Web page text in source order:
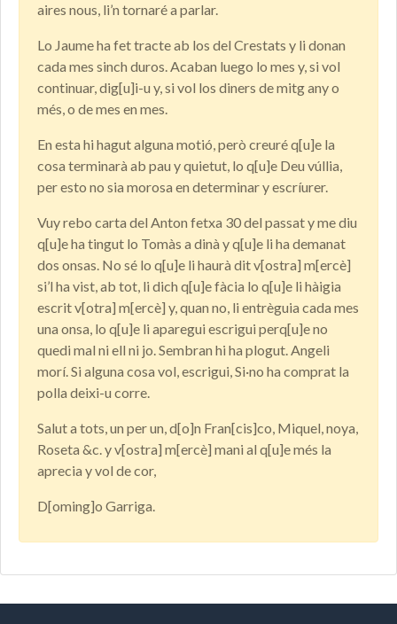
aires nous, li’n tornaré a parlar.
Lo Jaume ha fet tracte ab los del Crestats y li donan
cada mes sinch duros. Acaban luego lo mes y, si vol
continuar, dig[u]i-u y, si vol los diners de mitg any o
més, o de mes en mes.
En esta hi hagut alguna motió, però creuré q[u]e la
cosa terminarà ab pau y quietut, lo q[u]e Deu vúllia,
per esto no sia morosa en determinar y escríurer.
Vuy rebo carta del Anton fetxa 30 del passat y me diu
q[u]e ha tingut lo Tomàs a dinà y q[u]e li ha demanat
dos onsas. No sé lo q[u]e li haurà dit v[ostra] m[ercè]
si’l ha vist, ab tot, li dich q[u]e fàcia lo q[u]e li hàigia
escrit v[otra] m[ercè] y, quan no, li entrèguia cada mes
una onsa, lo q[u]e li aparegui escrigui perq[u]e no
quedi mal ni ell ni jo. Sembran hi ha plogut. Angeli
morí. Si alguna cosa vol, escrigui, Si·no ha comprat la
polla deixi-u corre.
Salut a tots, un per un, d[o]n Fran[cis]co, Miquel, noya,
Roseta &c. y v[ostra] m[ercè] mani al q[u]e més la
aprecia y vol de cor,
D[oming]o Garriga.